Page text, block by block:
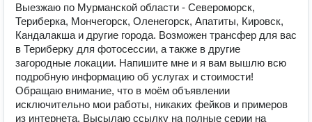
Выезжаю по Мурманской области - Североморск,
Териберка, Мончегорск, Оленегорск, Апатиты, Кировск,
Кандалакша и другие города. Возможен трансфер для вас
в Териберку для фотосессии, а также в другие
загородные локации. Напишите мне и я вам вышлю всю
подробную информацию об услугах и стоимости!
Обращаю внимание, что в моём объявлении
исключительно мои работы, никаких фейков и примеров
из интернета. Высылаю ссылку на полные серии на